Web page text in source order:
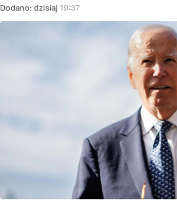
Dodano: dzisiaj 19:37